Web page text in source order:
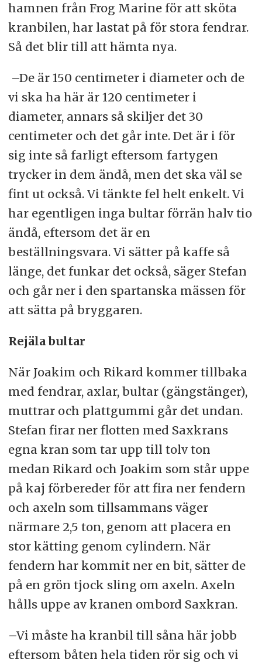
hamnen från Frog Marine för att sköta
kranbilen, har lastat på för stora fendrar.
Så det blir till att hämta nya.
–De är 150 centimeter i diameter och de
vi ska ha här är 120 centimeter i
diameter, annars så skiljer det 30
centimeter och det går inte. Det är i för
sig inte så farligt eftersom fartygen
trycker in dem ändå, men det ska väl se
fint ut också. Vi tänkte fel helt enkelt. Vi
har egentligen inga bultar förrän halv tio
ändå, eftersom det är en
beställningsvara. Vi sätter på kaffe så
länge, det funkar det också, säger Stefan
och går ner i den spartanska mässen för
att sätta på bryggaren.
Rejäla bultar
När Joakim och Rikard kommer tillbaka
med fendrar, axlar, bultar (gängstänger),
muttrar och plattgummi går det undan.
Stefan firar ner flotten med Saxkrans
egna kran som tar upp till tolv ton
medan Rikard och Joakim som står uppe
på kaj förbereder för att fira ner fendern
och axeln som tillsammans väger
närmare 2,5 ton, genom att placera en
stor kätting genom cylindern. När
fendern har kommit ner en bit, sätter de
på en grön tjock sling om axeln. Axeln
hålls uppe av kranen ombord Saxkran.
–Vi måste ha kranbil till såna här jobb
eftersom båten hela tiden rör sig och vi